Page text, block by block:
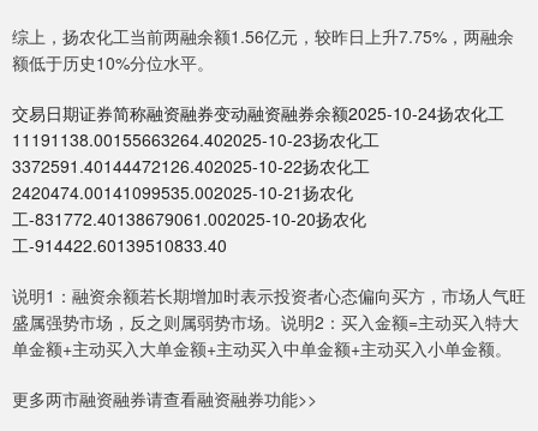
综上，扬农化工当前两融余额1.56亿元，较昨日上升7.75%，两融余
额低于历史10%分位水平。
交易日期证券简称融资融券变动融资融券余额2025-10-24扬农化工
11191138.00155663264.402025-10-23扬农化工
3372591.40144472126.402025-10-22扬农化工
2420474.00141099535.002025-10-21扬农化
工-831772.40138679061.002025-10-20扬农化
工-914422.60139510833.40
说明1：融资余额若长期增加时表示投资者心态偏向买方，市场人气旺
盛属强势市场，反之则属弱势市场。说明2：买入金额=主动买入特大
单金额+主动买入大单金额+主动买入中单金额+主动买入小单金额。
更多两市融资融券请查看融资融券功能>>